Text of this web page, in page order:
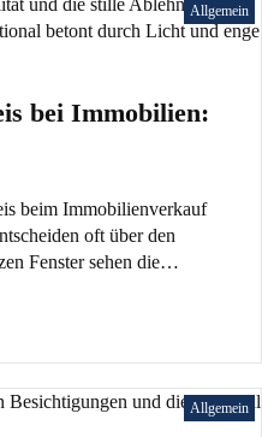
Allgemein
bei Immobilien:
beim Immobilienverkauf
oft über den
Fenster sehen die…
Allgemein